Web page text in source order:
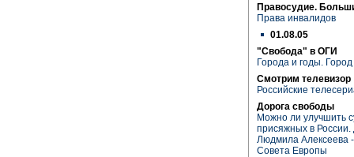
Правосудие.
Права инвалидов
01.08.05
"Свобода" в ОГИ
Города и годы.
Смотрим телевизор
Российские
Дорога свободы
Можно ли улучшить
присяжных в России.
Людмила Алексеева
Совета Европы